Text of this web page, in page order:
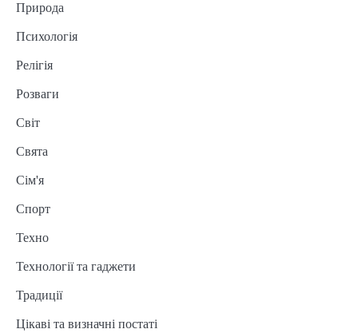
Природа
Психологія
Релігія
Розваги
Світ
Свята
Сім'я
Спорт
Техно
Технології та гаджети
Традиції
Цікаві та визначні постаті